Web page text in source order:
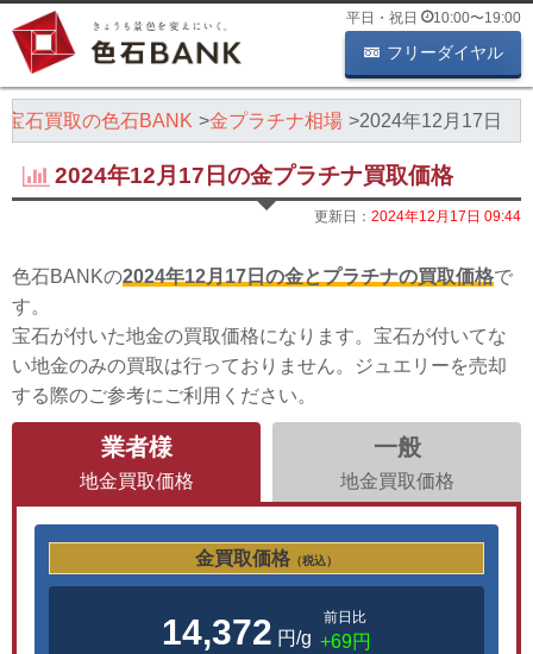
平日・祝日 10:00〜19:00
フリーダイヤル
宝石買取の色石BANK 金プラチナ相場 2024年12月17日
2024年12月17日の金プラチナ買取価格
更新日： 2024年12月17日 09:44
色石BANKの2024年12月17日の金とプラチナの買取価格で
す。
宝石が付いた地金の買取価格になります。宝石が付いてな
い地金のみの買取は行っておりません。ジュエリーを売却
する際のご参考にご利用ください。
業者様
地金買取価格
一般
地金買取価格
金買取価格 （税込）
14,372 円/g
前日比
+69円